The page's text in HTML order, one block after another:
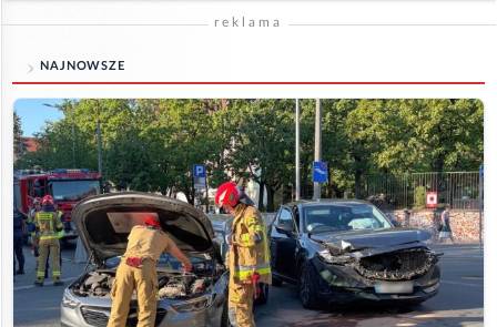
reklama
NAJNOWSZE